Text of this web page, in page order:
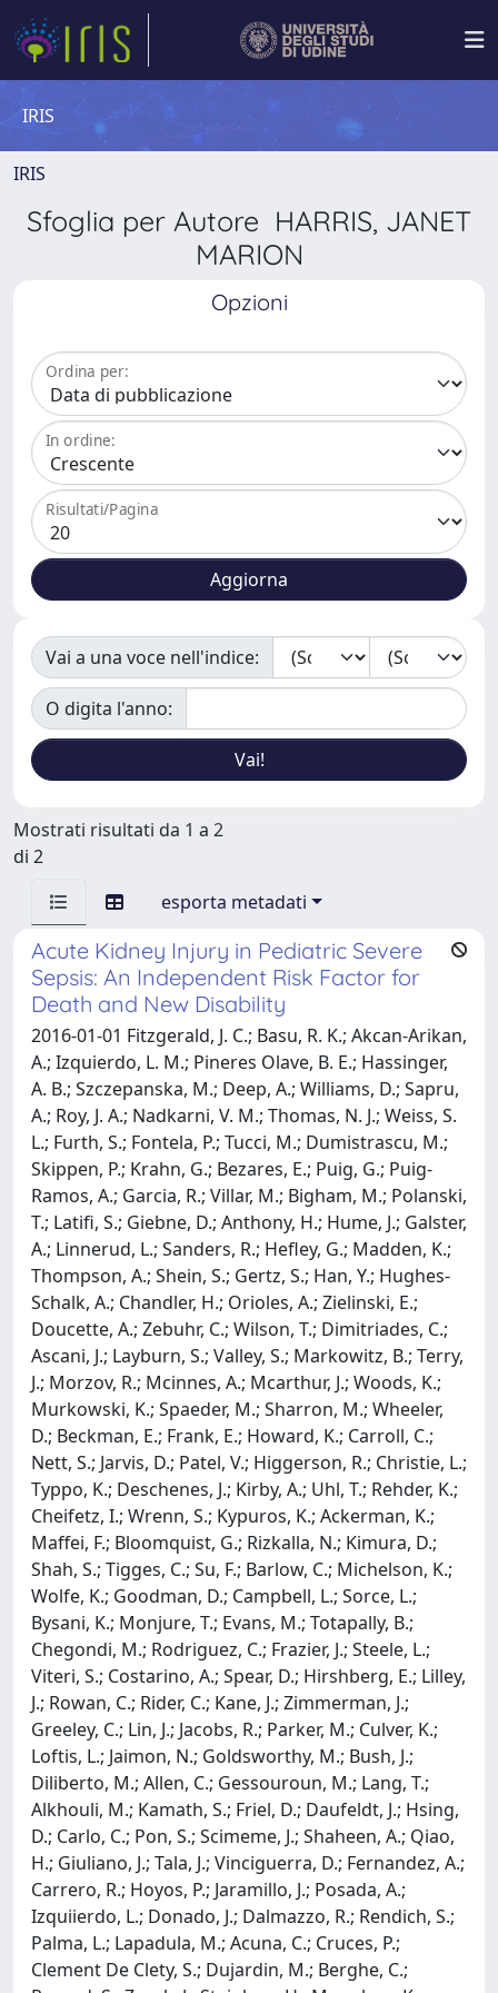
IRIS
IRIS
Sfoglia per Autore HARRIS, JANET
MARION
Opzioni
Ordina per:
In ordine:
Risultati/Pagina
Vai a una voce nell'indice:
O digita l'anno:
Mostrati risultati da 1 a 2
di 2
esporta metadati
Acute Kidney Injury in Pediatric Severe
Sepsis: An Independent Risk Factor for
Death and New Disability
2016-01-01 Fitzgerald, J. C.; Basu, R. K.; Akcan-Arikan,
A.; Izquierdo, L. M.; Pineres Olave, B. E.; Hassinger,
A. B.; Szczepanska, M.; Deep, A.; Williams, D.; Sapru,
A.; Roy, J. A.; Nadkarni, V. M.; Thomas, N. J.; Weiss, S.
L.; Furth, S.; Fontela, P.; Tucci, M.; Dumistrascu, M.;
Skippen, P.; Krahn, G.; Bezares, E.; Puig, G.; Puig-
Ramos, A.; Garcia, R.; Villar, M.; Bigham, M.; Polanski,
T.; Latifi, S.; Giebne, D.; Anthony, H.; Hume, J.; Galster,
A.; Linnerud, L.; Sanders, R.; Hefley, G.; Madden, K.;
Thompson, A.; Shein, S.; Gertz, S.; Han, Y.; Hughes-
Schalk, A.; Chandler, H.; Orioles, A.; Zielinski, E.;
Doucette, A.; Zebuhr, C.; Wilson, T.; Dimitriades, C.;
Ascani, J.; Layburn, S.; Valley, S.; Markowitz, B.; Terry,
J.; Morzov, R.; Mcinnes, A.; Mcarthur, J.; Woods, K.;
Murkowski, K.; Spaeder, M.; Sharron, M.; Wheeler,
D.; Beckman, E.; Frank, E.; Howard, K.; Carroll, C.;
Nett, S.; Jarvis, D.; Patel, V.; Higgerson, R.; Christie, L.;
Typpo, K.; Deschenes, J.; Kirby, A.; Uhl, T.; Rehder, K.;
Cheifetz, I.; Wrenn, S.; Kypuros, K.; Ackerman, K.;
Maffei, F.; Bloomquist, G.; Rizkalla, N.; Kimura, D.;
Shah, S.; Tigges, C.; Su, F.; Barlow, C.; Michelson, K.;
Wolfe, K.; Goodman, D.; Campbell, L.; Sorce, L.;
Bysani, K.; Monjure, T.; Evans, M.; Totapally, B.;
Chegondi, M.; Rodriguez, C.; Frazier, J.; Steele, L.;
Viteri, S.; Costarino, A.; Spear, D.; Hirshberg, E.; Lilley,
J.; Rowan, C.; Rider, C.; Kane, J.; Zimmerman, J.;
Greeley, C.; Lin, J.; Jacobs, R.; Parker, M.; Culver, K.;
Loftis, L.; Jaimon, N.; Goldsworthy, M.; Bush, J.;
Diliberto, M.; Allen, C.; Gessouroun, M.; Lang, T.;
Alkhouli, M.; Kamath, S.; Friel, D.; Daufeldt, J.; Hsing,
D.; Carlo, C.; Pon, S.; Scimeme, J.; Shaheen, A.; Qiao,
H.; Giuliano, J.; Tala, J.; Vinciguerra, D.; Fernandez, A.;
Carrero, R.; Hoyos, P.; Jaramillo, J.; Posada, A.;
Izquiierdo, L.; Donado, J.; Dalmazzo, R.; Rendich, S.;
Palma, L.; Lapadula, M.; Acuna, C.; Cruces, P.;
Clement De Clety, S.; Dujardin, M.; Berghe, C.;